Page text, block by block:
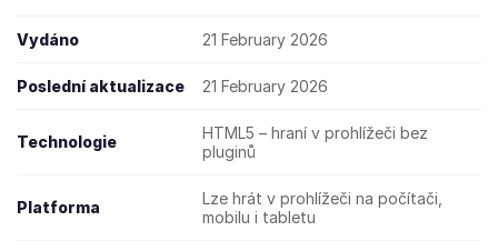
Vydáno 21 February 2026
Poslední aktualizace 21 February 2026
Technologie
HTML5 – hraní v prohlížeči bez
pluginů
Platforma
Lze hrát v prohlížeči na počítači,
mobilu i tabletu